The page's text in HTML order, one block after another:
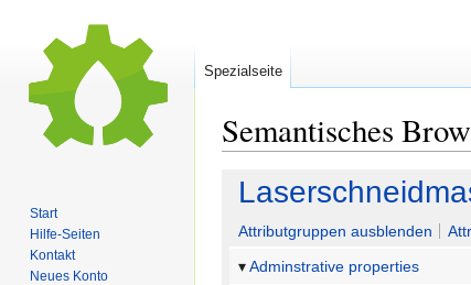
Semantisches
Zur
Navigation
springen
Zur
Suche
springen
Attributgruppen ausblenden
Adminstrative properties
Spezialseite
Start
Hilfe-Seiten
Kontakt
Neues Konto